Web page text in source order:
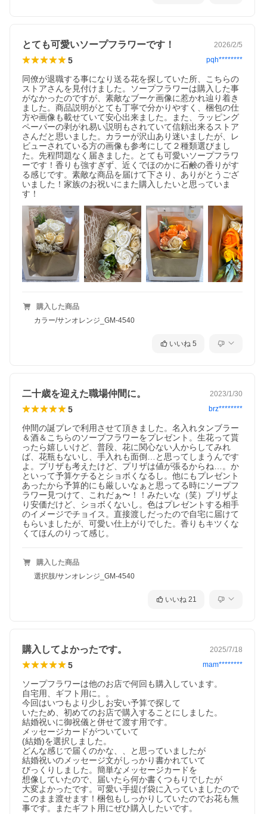
とても可愛いソープフラワーです！ 2026/2/5
5 pqh********
同僚が退職する事になり送る花を探していた所、こちらの
ストアさんを見付けました。ソープフラワーは購入した事
がなかったのですが、素敵なブーケ画像に惹かれ辿り着き
ました。商品説明がとても丁寧で分かりやすく、梱包の仕
方や画像も載せていて安心出来ました。また、ラッピング
ペーパーの剥がれ易い説明もされていて信頼出来るストア
さんだと思いました。カラーが沢山あり迷いましたが、レ
ビューされている方の画像も参考にして２種類選びまし
た。先程問題なく届きました。とても可愛いソープフラワ
ーです！香りも強すぎず、近くでほのかに石鹸の香りがす
る感じです。素敵な商品を届けて下さり、ありがとうござ
いました！家族のお祝いにまた購入したいと思っていま
購入した商品
カラー/サンオレンジ_GM-4540
いいね 5
二十歳を迎えた職場仲間に。 2023/1/30
5 brz********
仲間の誕プレで利用させて頂きました。名入れタンブラー
＆酒＆こちらのソープフラワーをプレゼント。生花って貰
ったら嬉しいけど、普段、花に関心ない人からしてみれ
ば、花瓶もないし、手入れも面倒…と思ってしまうんです
よ。プリザも考えたけど、プリザは値が張るからね…。か
といって予算ケチるとショボくなるし。他にもプレゼント
あったから予算的にも厳しいなぁと思ってる時にソープフ
ラワー見つけて、これだぁ〜！！みたいな（笑）プリザよ
り安価だけど、ショボくないし。色はプレゼントする相手
のイメージでチョイス。直接渡しだったので自宅に届けて
もらいましたが、可愛い仕上がりでした。香りもキツくな
くてほんのりって感じ。
購入した商品
選択肢/サンオレンジ_GM-4540
いいね 21
購入してよかったです。 2025/7/18
5 mam********
ソープフラワーは他のお店で何回も購入しています。
自宅用、ギフト用に。。
今回はいつもより少しお安い予算で探して
いたため、初めてのお店で購入することにしました。
結婚祝いに御祝儀と併せて渡す用です。
メッセージカードがついていて
(結婚)を選択しました。
どんな感じで届くのかな、、と思っていましたが
結婚祝いのメッセージ文がしっかり書かれていて
びっくりしました。簡単なメッセージカードを
想像していたので、届いたら何か書くつもりでしたが
大変よかったです。可愛い手提げ袋に入っていましたので
このまま渡せます！梱包もしっかりしていたのでお花も無
事です。またギフト用にぜひ購入したいです。